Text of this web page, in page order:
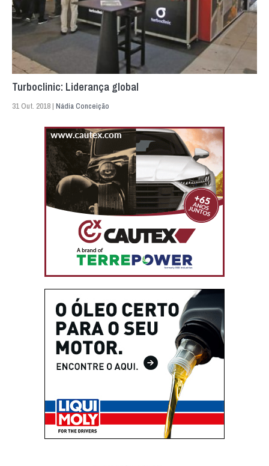
Turboclinic: Liderança global
31 Out. 2018 | Nádia Conceição